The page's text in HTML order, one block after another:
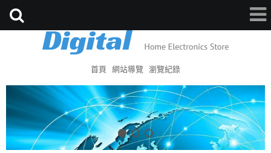
首頁 網站導覽 瀏覽紀錄